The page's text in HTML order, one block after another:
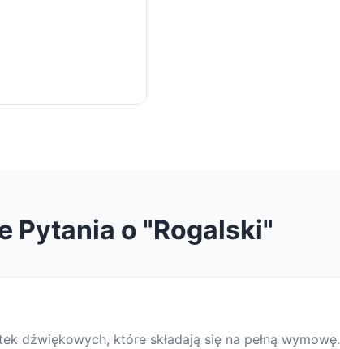
Pytania o "Rogalski"
dźwiękowych, które składają się na pełną wymowę.